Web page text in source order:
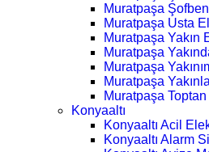
Muratpaşa
Muratpaşa Usta
Muratpaşa Yakın
Muratpaşa
Muratpaşa
Muratpaşa
Muratpaşa
Konyaaltı
Konyaaltı Acil
Konyaaltı Alarm